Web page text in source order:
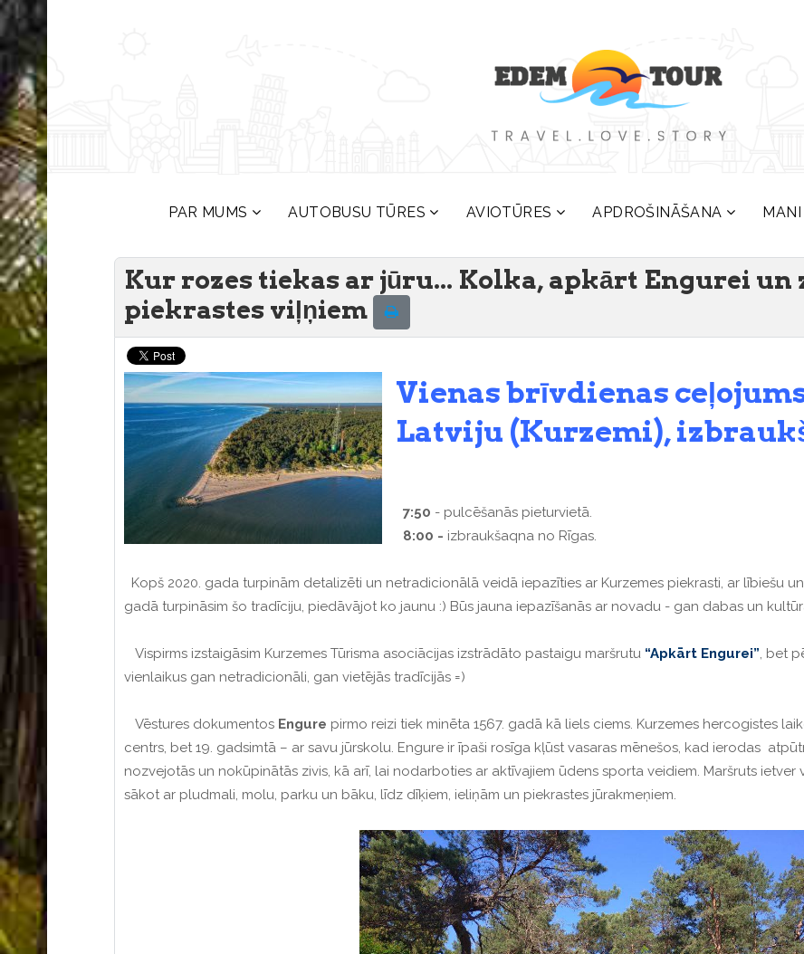
PAR MUMS AUTOBUSU TŪRES AVIOTŪRES APDROŠINĀŠANA MANI
Kur rozes tiekas ar jūru... Kolka, apkārt Engurei un
piekrastes viļņiem
Vienas brīvdienas
Latviju (Kurzemi),
7:50 - pulcēšanās pieturvietā.
8:00 - izbraukšaqna no Rīgas.
Kopš 2020. gada turpinām detalizēti un netradicionālā veidā iepazīties ar Kurzemes piekrasti, ar lībiešu
gadā turpināsim šo tradīciju, piedāvājot ko jaunu :) Būs jauna iepazīšanās ar novadu - gan dabas un
Vispirms izstaigāsim Kurzemes Tūrisma asociācijas izstrādāto pastaigu maršrutu “Apkārt Engurei”, bet
vienlaikus gan netradicionāli, gan vietējās tradīcijās =)
Vēstures dokumentos Engure pirmo reizi tiek minēta 1567. gadā kā liels ciems. Kurzemes hercogistes
centrs, bet 19. gadsimtā – ar savu jūrskolu. Engure ir īpaši rosīga kļūst vasaras mēnešos, kad ierodas
nozvejotās un nokūpinātās zivis, kā arī, lai nodarboties ar aktīvajiem ūdens sporta veidiem. Maršruts ietver
sākot ar pludmali, molu, parku un bāku, līdz dīķiem, ieliņām un piekrastes jūrakmeņiem.